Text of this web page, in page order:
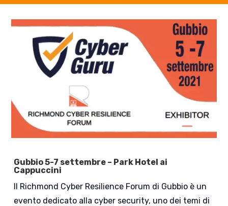
Gubbio 5-7 settembre – Park Hotel ai
Cappuccini
Il Richmond Cyber Resilience Forum di Gubbio è un
evento dedicato alla cyber security, uno dei temi di